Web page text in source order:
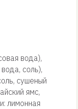
вода),
соль),
сушеный
ямс,
лимонная